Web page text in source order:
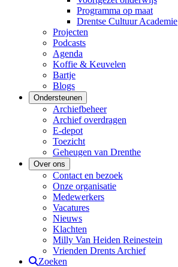
Programma op maat
Drentse Cultuur Academie
Projecten
Podcasts
Agenda
Koffie & Keuvelen
Bartje
Blogs
Ondersteunen
Archiefbeheer
Archief overdragen
E-depot
Toezicht
Geheugen van Drenthe
Over ons
Contact en bezoek
Onze organisatie
Medewerkers
Vacatures
Nieuws
Klachten
Milly Van Heiden Reinestein
Vrienden Drents Archief
Zoeken